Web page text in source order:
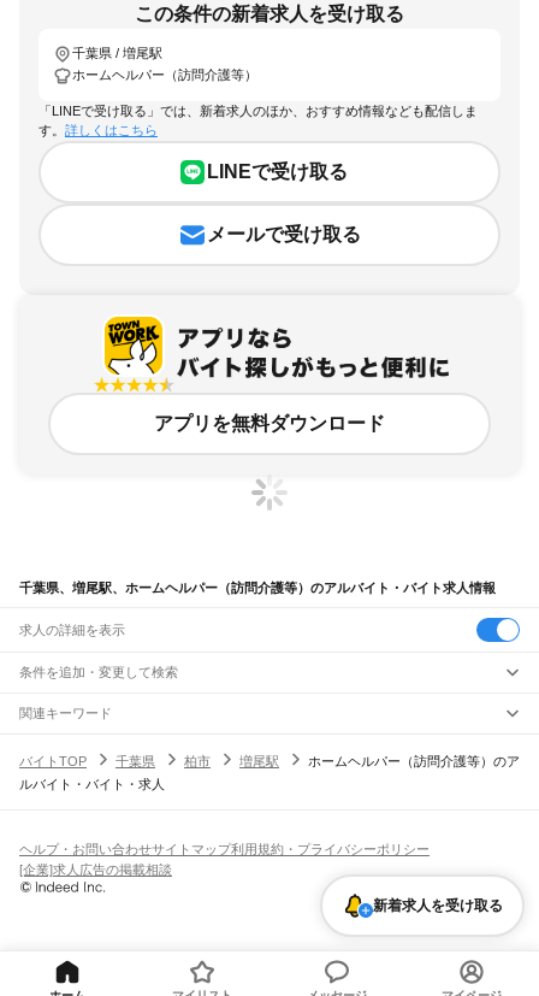
この条件の新着求人を受け取る
千葉県 / 増尾駅
ホームヘルパー（訪問介護等）
「LINEで受け取る」では、新着求人のほか、おすすめ情報なども配信しま
す。 詳しくはこちら
LINEで受け取る
メールで受け取る
アプリを無料ダウンロード
千葉県、増尾駅、ホームヘルパー（訪問介護等）のアルバイト・バイト求人情報
求人の詳細を表示
条件を追加・変更して検索
市区町村を追加・変更
千葉県すべて
千葉市すべて
旭市習志野市柏市勝浦市市原市流山市八千代市我孫子市鴨川市鎌ケ谷市
君津市富津市浦安市 印西市白井市富里市南房総市
匝瑳市香取市 印旛郡 香取郡山武郡 長生郡夷隅郡
駅を追加・変更
JR中央・総武線
市川駅本八幡駅下総中山駅 津田沼駅幕張本郷駅幕張駅
新検見川駅
南酒々井駅
日向駅 横芝駅飯倉駅 干潟駅
飯岡駅倉橋駅 松岸駅銚子駅
職種を追加・変更
飲食・フードサービスすべて
ホールスタッフキッチンスタッフ
パン屋（ベーカリー）
バー（BAR）・バーテンダー
飲食店（店長・マネージャー）
営業テレフォンアポインター（テレアポ） ルートセールス
フードカウンター販売員
アパレル
家電量販店・携帯販売（携帯ショップ）
人気
日払いOK高校生歓迎 髪型・髪色自由
留学生・外国人活躍中
シフト
土日祝のみOK
平日のみOK 週1日からOK 週2・3日からOK 週4日以上OK
雇用形態を追加・変更
派遣社員
業務委託
関連キーワード
バイトTOP
千葉県 柏市 増尾駅
ホームヘルパー（訪問介護等）のア
ルバイト・バイト・求人
新着求人を受け取る
ヘルプ・お問い合わせサイトマップ利用規約・プライバシーポリシー
[企業]求人広告の掲載相談